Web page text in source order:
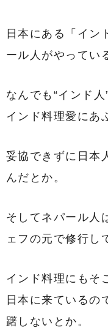
日本にある「イン
ール人がやってい
なんでも“インド人
インド料理愛にあ
妥協できずに日本
んだとか。
そしてネパール人
ェフの元で修行し
インド料理にもそ
日本に来ているの
躇しないとか。